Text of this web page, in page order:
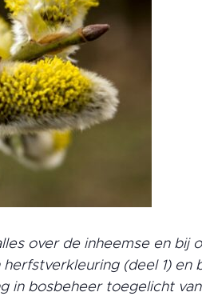
over de inheemse en bij
(deel 1)
in bosbeheer toegelicht